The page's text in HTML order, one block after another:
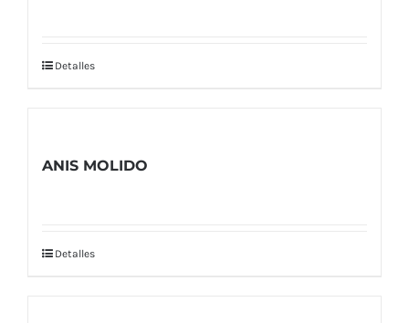
Detalles
ANIS MOLIDO
Detalles